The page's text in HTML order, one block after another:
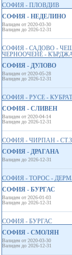
СОФИЯ - ПЛОВДИВ
СОФИЯ - НЕДЕЛИНО
Валиден от 2020-03-30
Валиден до 2026-12-31
СОФИЯ - САДОВО -
ЧЕРНООЧЕНЕ -
СОФИЯ - ДУЛОВО
Валиден от 2020-05-28
Валиден до 2026-12-31
СОФИЯ - РУСЕ -
СОФИЯ - СЛИВЕН
Валиден от 2020-04-14
Валиден до 2026-12-31
СОФИЯ - ЧИРПАН -
СОФИЯ - ДРАГАНА
Валиден до 2026-12-31
СОФИЯ - ТОРОС -
СОФИЯ - БУРГАС
Валиден от 2026-01-03
Валиден до 2026-12-31
СОФИЯ - БУРГАС
СОФИЯ - СМОЛЯН
Валиден от 2020-03-30
Валиден до 2026-12-31